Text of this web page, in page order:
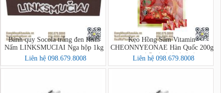
Bánh quy Socola trắng đen Hình
Nấm LINKSMUCIAI Nga hộp 1kg
Liên hệ 098.679.8008
Kẹo Hồng Sâm Vitamin
CHEONNYEONAE Hàn Quốc 200g
- 고려홍삼비타민캔디
Liên hệ 098.679.8008